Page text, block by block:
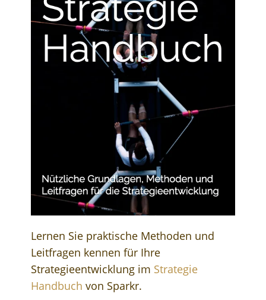
Lernen Sie praktische Methoden und
Leitfragen kennen für Ihre
Strategieentwicklung im Strategie
Handbuch von Sparkr.